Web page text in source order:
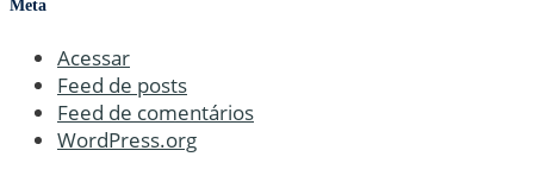
Meta
Acessar
Feed de posts
Feed de comentários
WordPress.org